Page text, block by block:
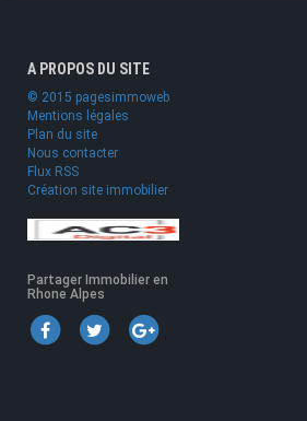
A PROPOS DU SITE
© 2015 pagesimmoweb
Mentions légales
Plan du site
Nous contacter
Flux RSS
Création site immobilier
Partager Immobilier en
Rhone Alpes